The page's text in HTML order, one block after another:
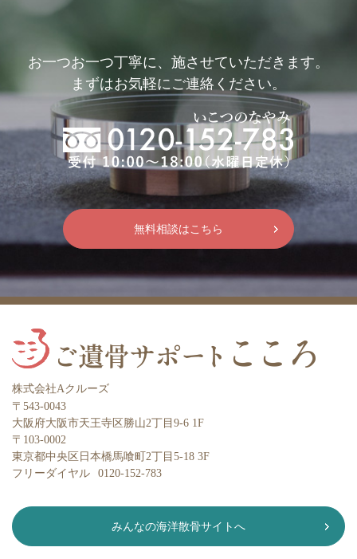
お一つお一つ丁寧に、施させていただきます。
まずはお気軽にご連絡ください。
無料相談はこちら
株式会社Aクルーズ
〒543-0043
大阪府大阪市天王寺区勝山2丁目9-6 1F
〒103-0002
東京都中央区日本橋馬喰町2丁目5-18 3F
フリーダイヤル
0120-152-783
みんなの海洋散骨サイトへ